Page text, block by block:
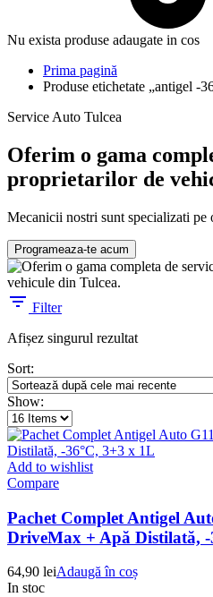
Nu exista produse adaugate in cos
Prima pagină
Produse etichetate „antigel -
Service Auto Tulcea
Oferim o gama
proprietarilor de
Mecanicii nostri sunt specializati pe
Programeaza-te acum
Filter
Afișez singurul rezultat
Sort:
Show:
Add to wishlist
Compare
Pachet Complet Antigel
DriveMax + Apă Distilată,
64,90 leiAdaugă în coș
In stoc